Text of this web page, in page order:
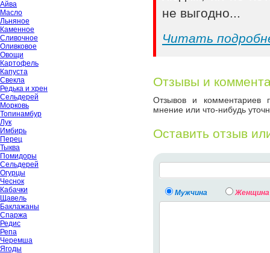
Айва
Масло
Льняное
Каменное
Сливочное
Оливковое
Овощи
Картофель
Капуста
Свекла
Редька и хрен
Сельдерей
Морковь
Топинамбур
Лук
Имбирь
Перец
Тыква
Помидоры
Сельдерей
Огурцы
Чеснок
Кабачки
Щавель
Баклажаны
Спаржа
Редис
Репа
Черемша
Ягоды
не выгодно...
Читать
Отзывы и
Отзывов и комментариев
мнение или что-нибудь
Оставить отзыв
Мужчина Женщина